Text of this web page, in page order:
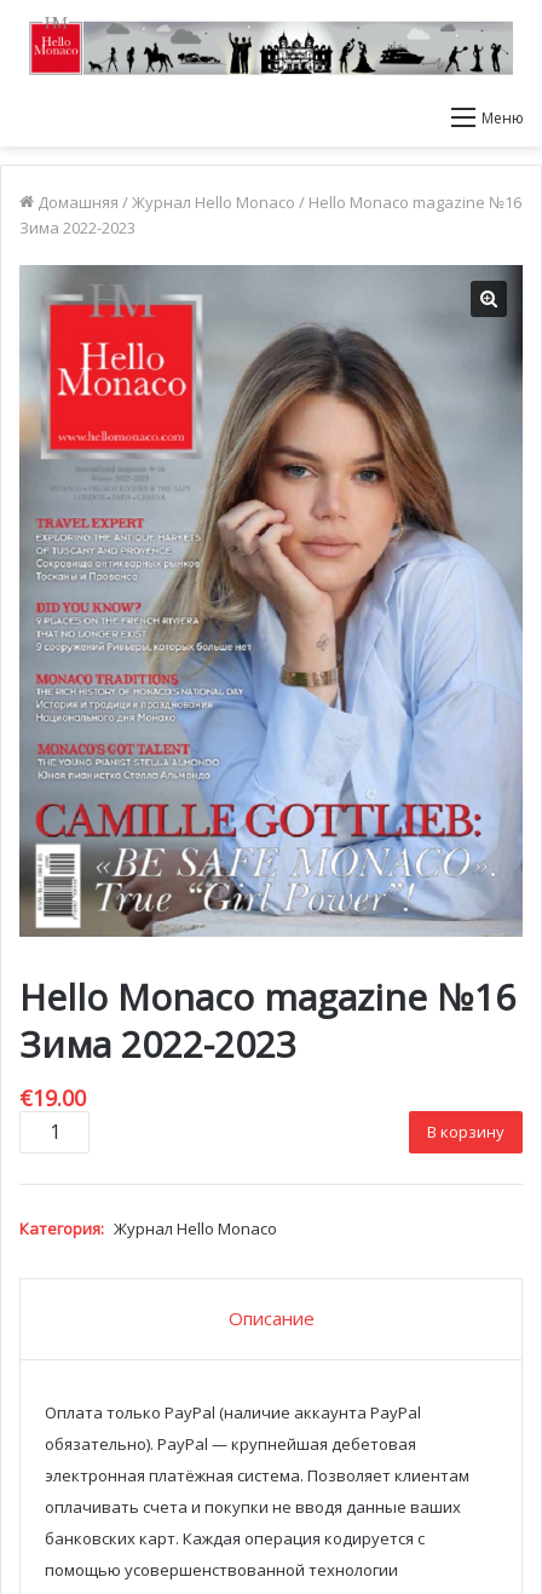
Меню
Домашняя /Журнал Hello Monaco / Hello Monaco magazine №16
Зима 2022-2023
Hello Monaco magazine №16
Зима 2022-2023
€19.00
Количество
товара
magazine
Зима
В корзину
Категория: Журнал Hello Monaco
Описание
Оплата только PayPal (наличие аккаунта PayPal
обязательно). PayPal — крупнейшая дебетовая
электронная платёжная система. Позволяет клиентам
оплачивать счета и покупки не вводя данные ваших
банковских карт. Каждая операция кодируется с
помощью усовершенствованной технологии